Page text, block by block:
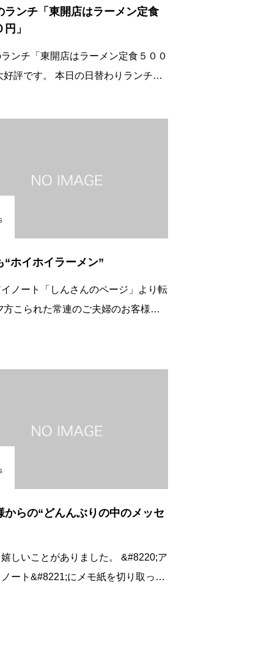
ランチ「東開店はラーメン定食
」
ンチ「東開店はラーメン定食５００
“ホイホイラーメン”
ノート「しんさんのページ」より転
と、家でも 「ホイ！ホイ！
からの“どんんぶりの中のメッセ
いことがありました。 &#8220;ア
ート&#8221;にメモ紙を切り取った